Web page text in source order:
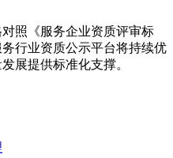
照《服务企业资质评审标
行业资质公示平台将持续优
展提供标准化支撑。